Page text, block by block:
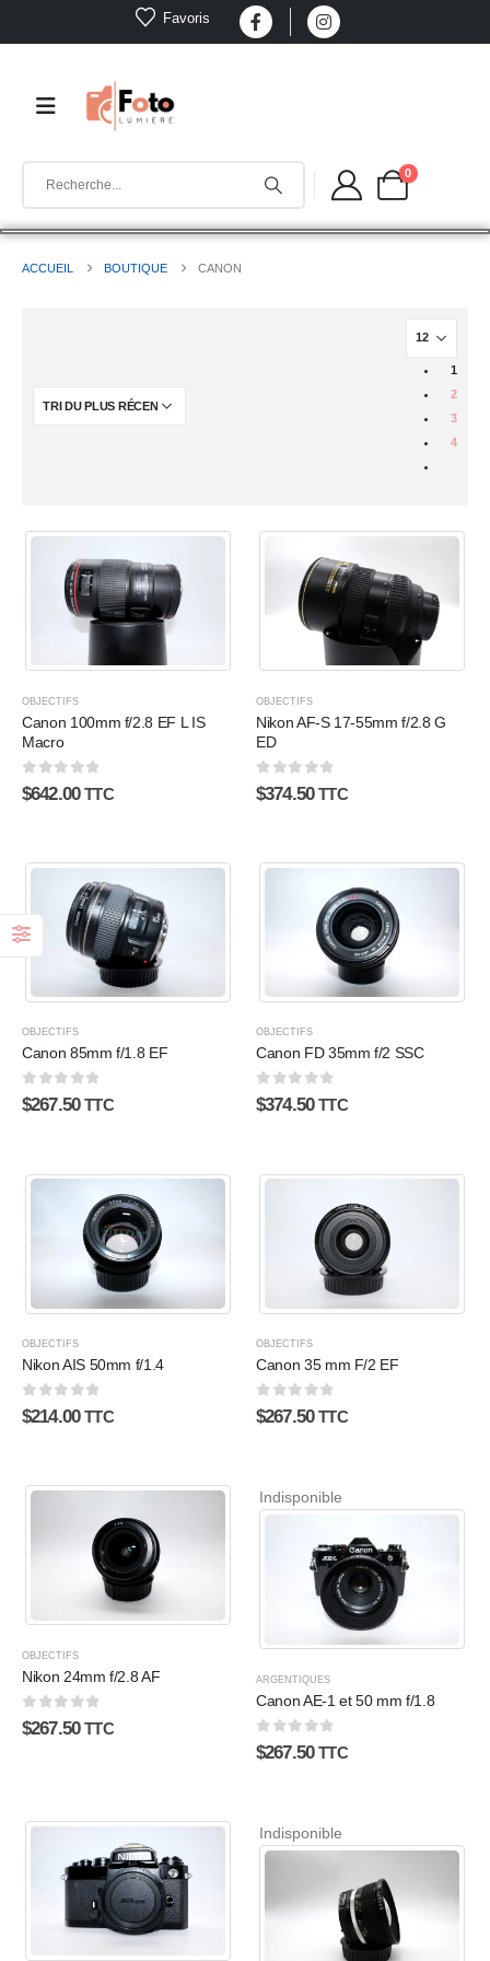
Favoris
0
ACCUEIL BOUTIQUE CANON
1
2
3
4
OBJECTIFS
Canon 100mm f/2.8 EF L IS
Macro
0sur 5
$642.00 TTC
OBJECTIFS
Nikon AF-S 17-55mm f/2.8 G
ED
0sur 5
$374.50 TTC
OBJECTIFS
Canon 85mm f/1.8 EF
0sur 5
$267.50 TTC
OBJECTIFS
Canon FD 35mm f/2 SSC
0sur 5
$374.50 TTC
OBJECTIFS
Nikon AIS 50mm f/1.4
0sur 5
$214.00 TTC
OBJECTIFS
Canon 35 mm F/2 EF
0sur 5
$267.50 TTC
OBJECTIFS
Nikon 24mm f/2.8 AF
0sur 5
$267.50 TTC
Indisponible
ARGENTIQUES
Canon AE-1 et 50 mm f/1.8
0sur 5
$267.50 TTC
Indisponible